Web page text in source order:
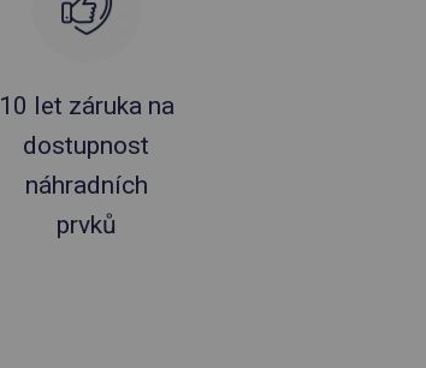
10 let záruka na
dostupnost
náhradních
prvků